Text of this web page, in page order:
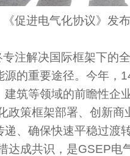
《促进电气化协议》发布
注解决国际框架下的
源的重要途径。今年，
建筑等领域的前瞻性企
政策框架部署、创新商
、确保快速平稳过渡
达成共识，是GSEP电